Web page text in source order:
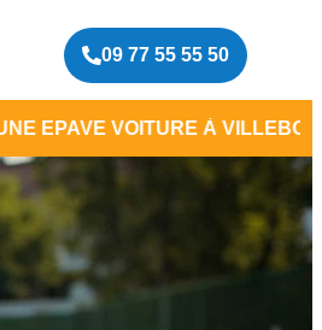
09 77 55 55 50
À VILLEBON-SUR-YVETTE